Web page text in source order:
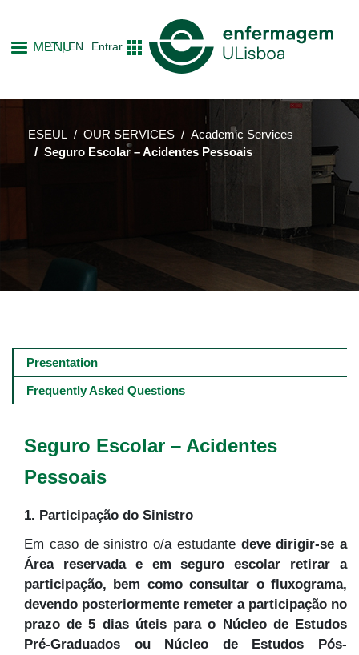
to
main
content
MENU
PT EN Entrar
ESEUL OUR SERVICES
Academic Services
Seguro Escolar – Acidentes Pessoais
Seguro Escolar – Acidentes
Pessoais
1. Participação do Sinistro
Em caso de sinistro o/a estudante deve dirigir-se a
Área reservada e em seguro escolar retirar a
participação, bem como consultar o fluxograma,
devendo posteriormente remeter a participação no
prazo de 5 dias úteis para o Núcleo de Estudos
Pré-Graduados ou Núcleo de Estudos Pós-
Main
navigation
Presentation
Frequently Asked Questions